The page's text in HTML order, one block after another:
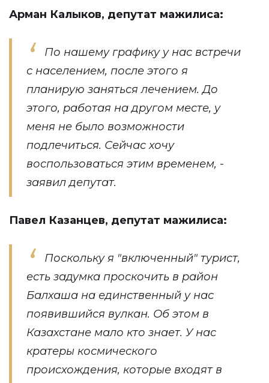
Арман Калыков, депутат мажилиса:
По нашему графику у нас встречи
с населением, после этого я
планирую заняться лечением. До
этого, работая на другом месте, у
меня не было возможности
подлечиться. Сейчас хочу
воспользоваться этим временем, -
заявил депутат.
Павел Казанцев, депутат мажилиса:
Поскольку я "включенный" турист,
есть задумка проскочить в район
Балхаша на единственный у нас
появившийся вулкан. Об этом в
Казахстане мало кто знает. У нас
кратеры космического
происхождения, которые входят в